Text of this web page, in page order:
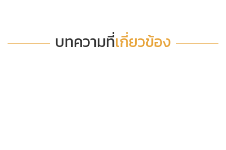
บทความที่เกี่ยวข้อง